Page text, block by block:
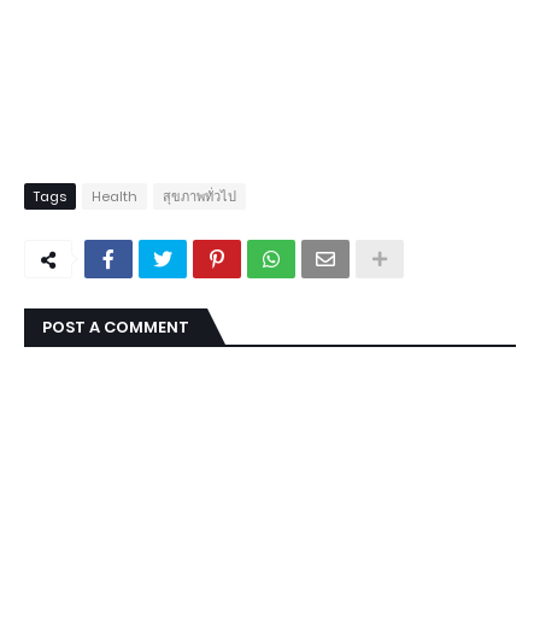
Tags Health สุขภาพทั่วไป
POST A COMMENT